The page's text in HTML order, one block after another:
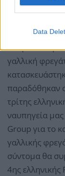
Data
έχουν
«Παραδώσαμε
γαλλική
παραδόθηκαν
τρίτης
ναυπηγεία μας
Group για το
γαλλικής
σύντομα θα
4ης